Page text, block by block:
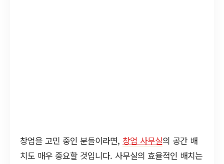
창업을 고민 중인 분들이라면, 창업 사무실의 공간 배
치도 매우 중요할 것입니다. 사무실의 효율적인 배치는